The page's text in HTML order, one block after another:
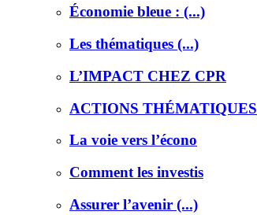
Économie bleue : (...)
Les thématiques (...)
L’IMPACT CHEZ CPR
ACTIONS THÉMATIQUES
La voie vers l’écono
Comment les investis
Assurer l’avenir (...)